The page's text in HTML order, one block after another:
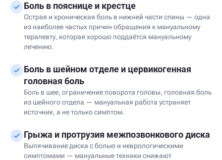
Боль в пояснице и крестце
Острая и хроническая боль в нижней части спины — одна
из наиболее частых причин обращения к мануальному
терапевту, которая хорошо поддаётся мануальному
лечению.
Боль в шейном отделе и цервикогенная
головная боль
Боль в шее, ограничение поворота головы, головная боль
из шейного отдела — мануальная работа устраняет
источник, а не только симптом.
Грыжа и протрузия межпозвонкового диска
Выпячивание диска с болью и неврологическими
симптомами — мануальные техники снижают